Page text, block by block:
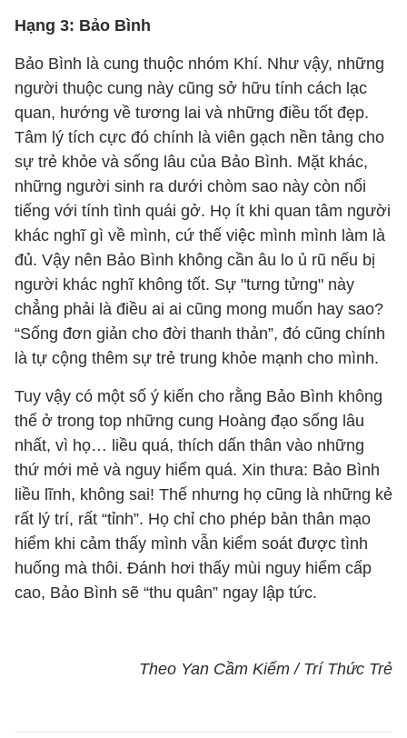
Hạng 3: Bảo Bình
Bảo Bình là cung thuộc nhóm Khí. Như vậy, những
người thuộc cung này cũng sở hữu tính cách lạc
quan, hướng về tương lai và những điều tốt đẹp.
Tâm lý tích cực đó chính là viên gạch nền tảng cho
sự trẻ khỏe và sống lâu của Bảo Bình. Mặt khác,
những người sinh ra dưới chòm sao này còn nổi
tiếng với tính tình quái gở. Họ ít khi quan tâm người
khác nghĩ gì về mình, cứ thế việc mình mình làm là
đủ. Vậy nên Bảo Bình không cần âu lo ủ rũ nếu bị
người khác nghĩ không tốt. Sự "tưng tửng" này
chẳng phải là điều ai ai cũng mong muốn hay sao?
“Sống đơn giản cho đời thanh thản”, đó cũng chính
là tự cộng thêm sự trẻ trung khỏe mạnh cho mình.
Tuy vậy có một số ý kiến cho rằng Bảo Bình không
thể ở trong top những cung Hoàng đạo sống lâu
nhất, vì họ… liều quá, thích dấn thân vào những
thứ mới mẻ và nguy hiểm quá. Xin thưa: Bảo Bình
liều lĩnh, không sai! Thế nhưng họ cũng là những kẻ
rất lý trí, rất “tỉnh”. Họ chỉ cho phép bản thân mạo
hiểm khi cảm thấy mình vẫn kiểm soát được tình
huống mà thôi. Đánh hơi thấy mùi nguy hiểm cấp
cao, Bảo Bình sẽ “thu quân” ngay lập tức.
Theo Yan Cầm Kiếm / Trí Thức Trẻ